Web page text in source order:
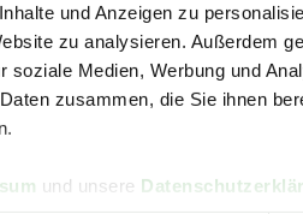
und Anzeigen zu
zu analysieren. Außerdem
soziale Medien, Werbung und
zusammen, die Sie ihnen
und unsere
kostenlose